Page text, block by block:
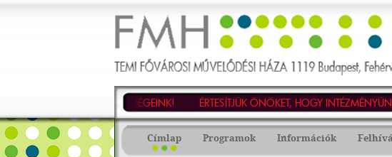
Fővárosi
Művelődési
Háza
-
1119
Budapest,
Fehérvári
út
KEDVES VENDÉGEINK! ÉRTESÍTJÜK ÖNÖKET, HOGY
Címlap Programok Információk